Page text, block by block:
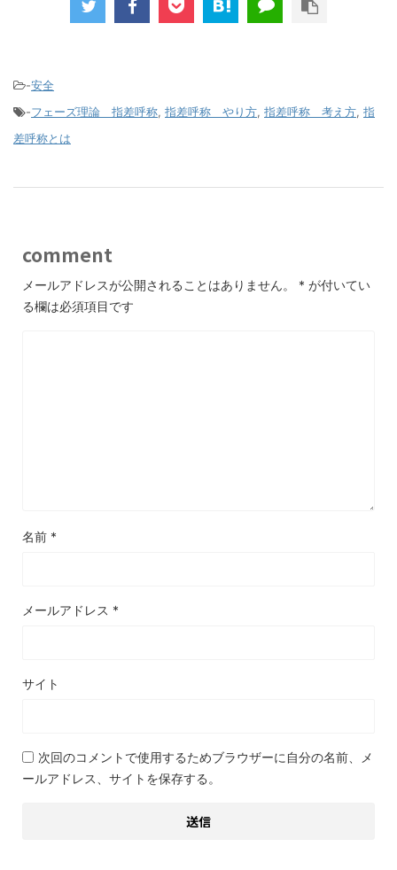
-安全
-フェーズ理論 指差呼称, 指差呼称 やり方, 指差呼称 考え方, 指
差呼称とは
comment
メールアドレスが公開されることはありません。 * が付いてい
る欄は必須項目です
名前 *
メールアドレス *
サイト
次回のコメントで使用するためブラウザーに自分の名前、メ
ールアドレス、サイトを保存する。